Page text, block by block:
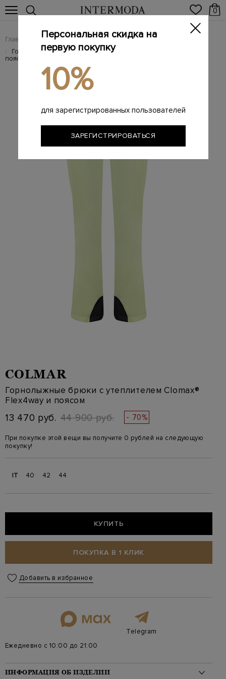
0
Главная Женщинам / Женская одежда / Женские брюки
/ Горнолыжные брюки с утеплителем Clomax® Flex4way и
поясом
COLMAR
Горнолыжные брюки с утеплителем Clomax®
Flex4way и поясом
13 470 руб. 44 900 руб. - 70%
При покупке этой вещи вы получите 0 рублей на следующую
покупку!
IT 40 42 44
КУПИТЬ
ПОКУПКА В 1 КЛИК
Добавить в избранное
Telegram
Ежедневно с 10:00 до 21:00
ИНФОРМАЦИЯ ОБ ИЗДЕЛИИ
Персональная скидка на
первую покупку
10%
для зарегистрированных пользователей
ЗАРЕГИСТРИРОВАТЬСЯ